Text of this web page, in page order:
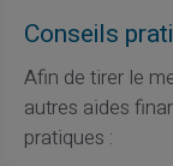
Conseils
Afin de tirer le
autres aides
pratiques :